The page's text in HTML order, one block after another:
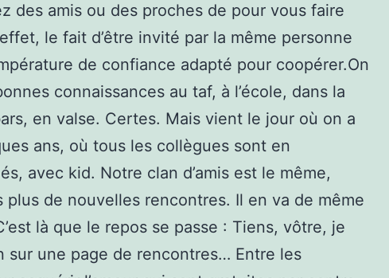
des amis ou des proches de pour vous faire
le fait d’être invité par la même personne
de confiance adapté pour coopérer.On
connaissances au taf, à l’école, dans la
en valse. Certes. Mais vient le jour où on a
ans, où tous les collègues sont en
avec kid. Notre clan d’amis est le même,
plus de nouvelles rencontres. Il en va de même
là que le repos se passe : Tiens, vôtre, je
sur une page de rencontres… Entre les